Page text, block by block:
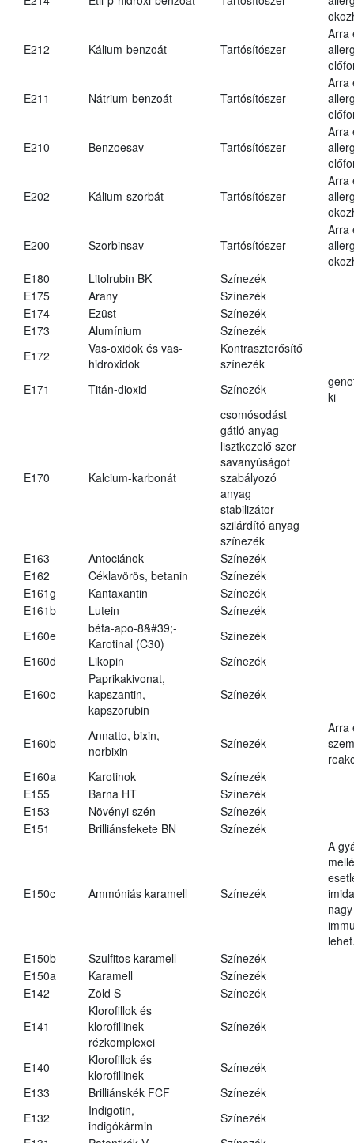
E212 Kálium-benzoát Tartósítószer
Arra
E211 Nátrium-benzoát Tartósítószer
Arra
E210 Benzoesav Tartósítószer
Arra
E202 Kálium-szorbát Tartósítószer
Arra
E200 Szorbinsav Tartósítószer
Arra
E180
Litolrubin BK
Színezék
E175
Arany
Színezék
E174
Ezüst
Színezék
E173
Alumínium
Színezék
E172
Vas-oxidok és vas-
hidroxidok
Kontraszterősítő
színezék
E171
Titán-dioxid Színezék
ki
E170 Kalcium-karbonát
csomósodást
gátló anyag
lisztkezelő szer
savanyúságot
szabályozó
anyag
stabilizátor
szilárdító anyag
színezék
E163
Antociánok
Színezék
E162
Céklavörös, betanin
Színezék
E161g
Kantaxantin
Színezék
E161b
Lutein
Színezék
E160e
béta-apo-8&#39;-
Karotinal (C30)
Színezék
E160d
Likopin Színezék
E160c
Paprikakivonat,
kapszantin,
kapszorubin
Színezék
E160b
Annatto, bixin,
norbixin
Színezék
Arra
E160a
Karotinok
Színezék
E155
Barna HT
Színezék
E153
Növényi szén
Színezék
E151
Brilliánsfekete BN Színezék
E150c Ammóniás karamell Színezék
A
E150b
Szulfitos karamell
Színezék
E150a
Karamell
Színezék
E142
Zöld S Színezék
E141
Klorofillok és
klorofillinek
rézkomplexei
Színezék
E140
Klorofillok és
klorofillinek
Színezék
E133
Brilliánskék FCF
Színezék
E132
Indigotin,
indigókármin
Színezék